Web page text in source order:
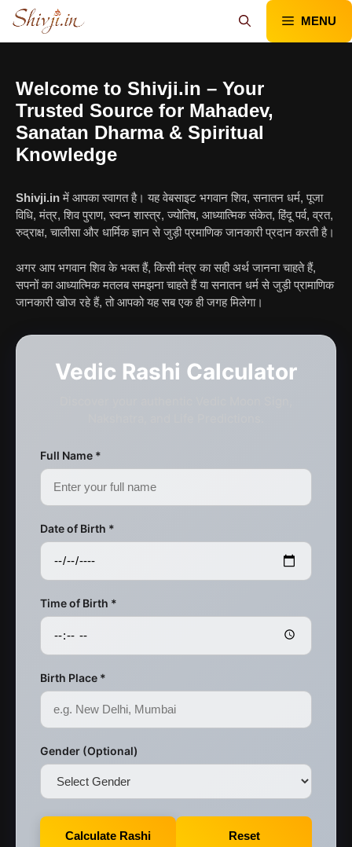
Skip
content
MENU
Welcome to Shivji.in – Your
Trusted Source for Mahadev,
Sanatan Dharma & Spiritual
Knowledge
Shivji.inमें आपका स्वागत है। यह वेबसाइट भगवान शिव, सनातन धर्म, पूजा
विधि, मंत्र, शिव पुराण, स्वप्न शास्त्र, ज्योतिष, आध्यात्मिक संकेत, हिंदू पर्व, व्रत,
रुद्राक्ष, चालीसा और धार्मिक ज्ञान से जुड़ी प्रमाणिक जानकारी प्रदान करती है।
अगर आप भगवान शिव के भक्त हैं, किसी मंत्र का सही अर्थ जानना चाहते हैं,
सपनों का आध्यात्मिक मतलब समझना चाहते हैं या सनातन धर्म से जुड़ी प्रामाणिक
जानकारी खोज रहे हैं, तो आपको यह सब एक ही जगह मिलेगा।
Vedic Rashi Calculator
Full Name *
Date of Birth *
Time of Birth *
Birth Place *
Gender (Optional)
Calculate Rashi Reset